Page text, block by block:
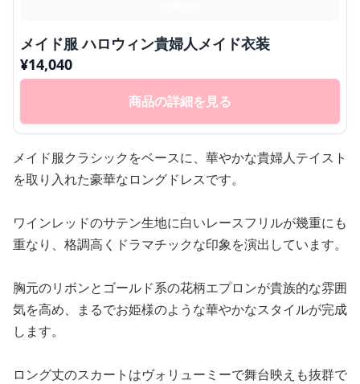
メイド服 ハロウィン貴婦人メイド衣装
¥14,040
商品の詳細を見る
メイド服クラシックをベースに、華やかな貴婦人テイスト
を取り入れた豪華なロングドレスです。
ワインレッドのサテン生地に白いレースフリルが幾重にも
重なり、格調高くドラマチックな印象を演出しています。
胸元のリボンとゴールド系の花柄エプロンが貴族的な雰囲
気を高め、まるでお姫様のような華やかなスタイルが完成
します。
ロング丈のスカートはヴォリューミーで舞台映えも抜群で